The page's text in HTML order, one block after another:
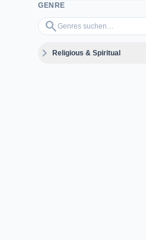
GENRE
search
Genres suchen…
expand_moreReligious & Spiritual